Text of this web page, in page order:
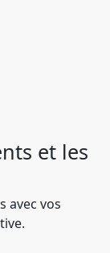
et les
avec vos